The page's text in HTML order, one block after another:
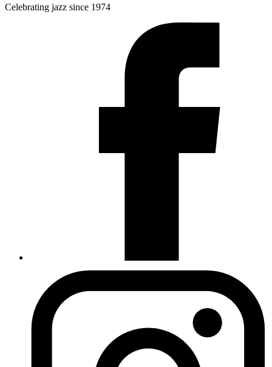
Celebrating jazz since 1974